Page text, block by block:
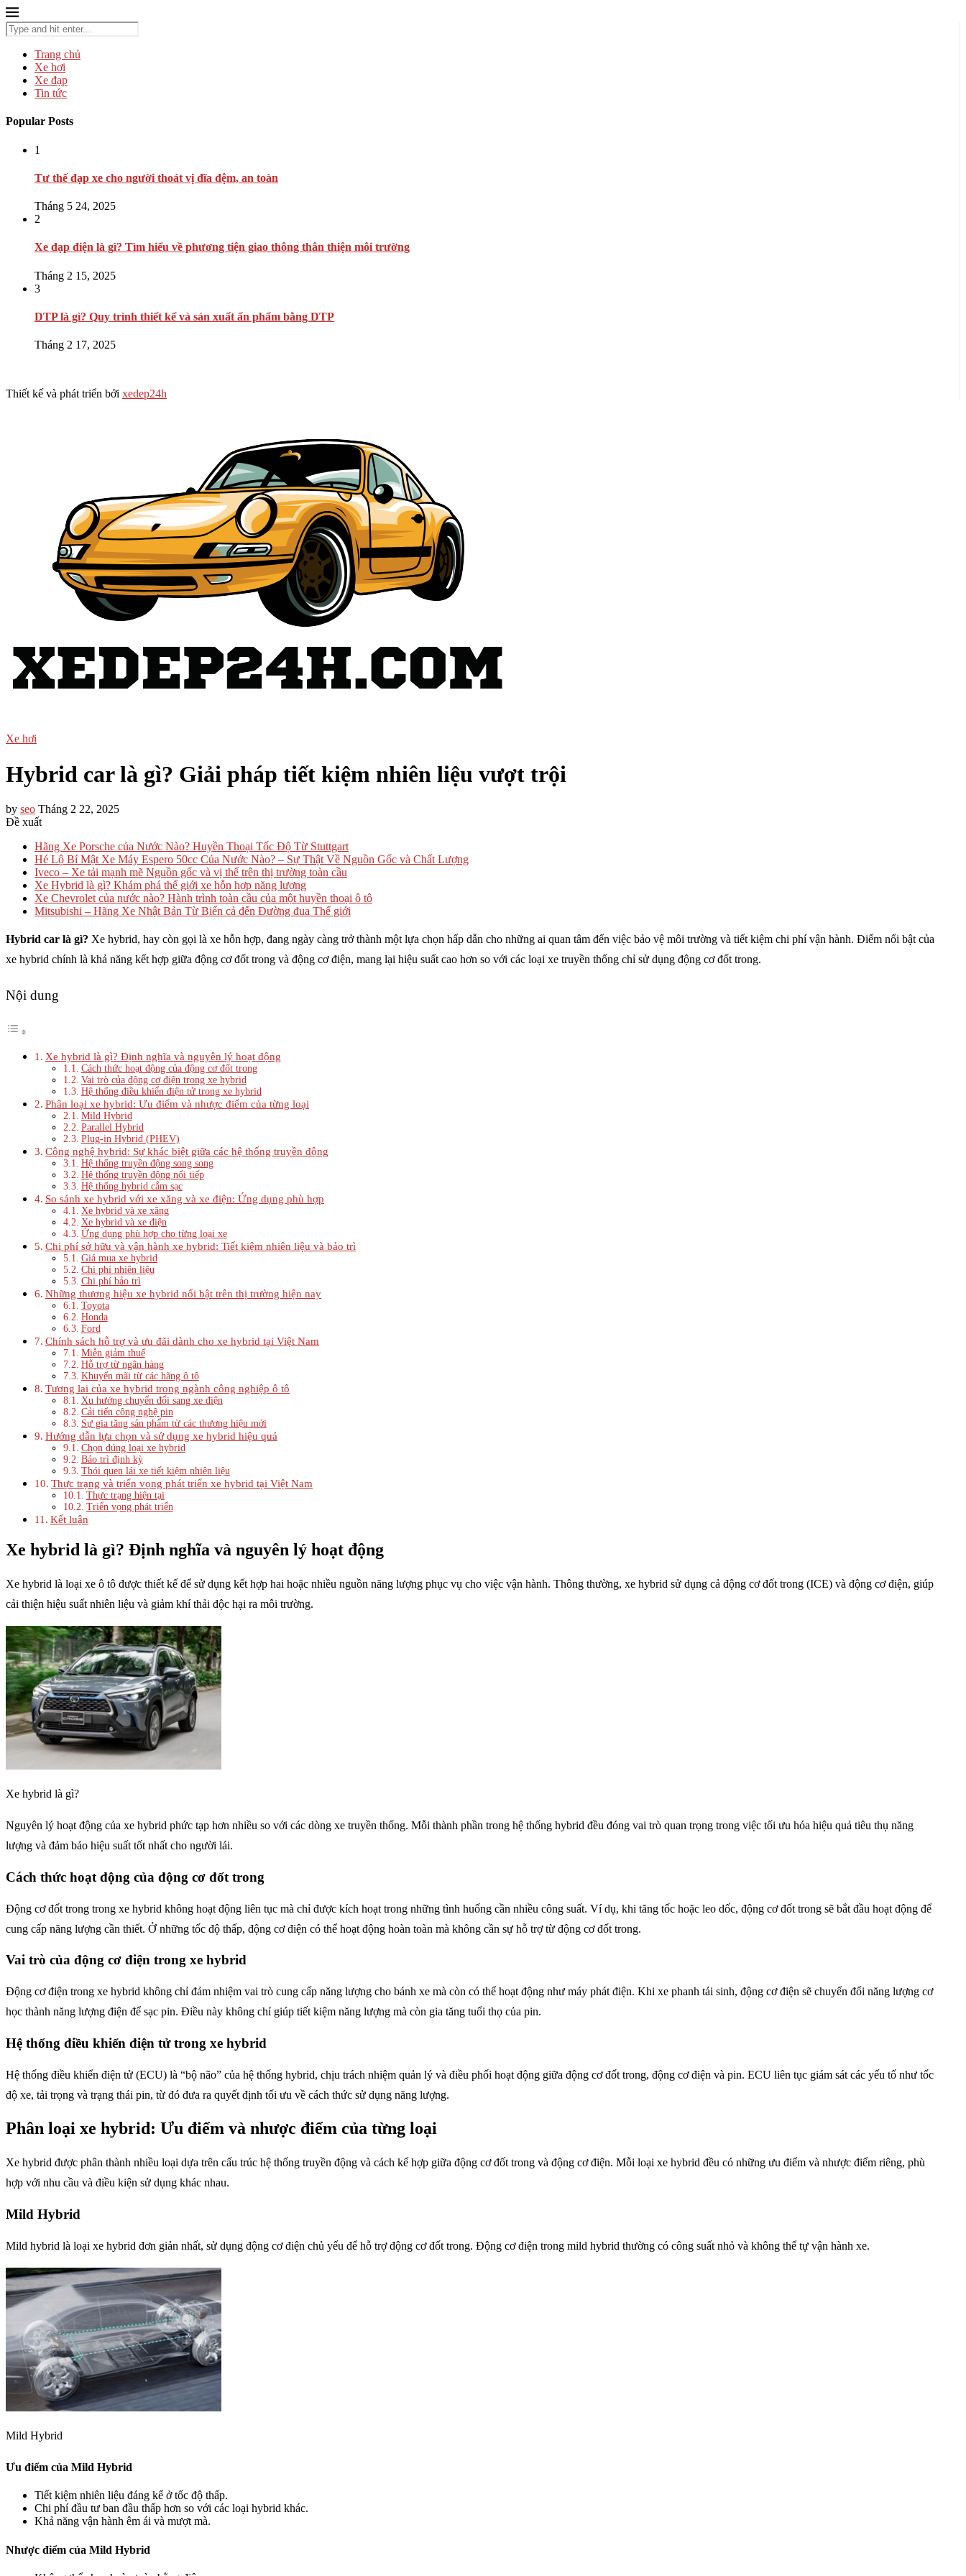
Trang chủ
Xe hơi
Xe đạp
Tin tức
Popular Posts
1
Tư thế đạp xe cho người thoát vị đĩa đệm, an toàn
Tháng 5 24, 2025
2
Xe đạp điện là gì? Tìm hiểu về phương tiện giao thông thân thiện môi trường
Tháng 2 15, 2025
3
DTP là gì? Quy trình thiết kế và sản xuất ấn phẩm bằng DTP
Tháng 2 17, 2025
Thiết kế và phát triển bởi xedep24h
Xe hơi
Hybrid car là gì? Giải pháp tiết kiệm nhiên liệu vượt trội
by seo Tháng 2 22, 2025
Đề xuất
Hãng Xe Porsche của Nước Nào? Huyền Thoại Tốc Độ Từ Stuttgart
Hé Lộ Bí Mật Xe Máy Espero 50cc Của Nước Nào? – Sự Thật Về Nguồn Gốc và Chất Lượng
Iveco – Xe tải mạnh mẽ Nguồn gốc và vị thế trên thị trường toàn cầu
Xe Hybrid là gì? Khám phá thế giới xe hỗn hợp năng lượng
Xe Chevrolet của nước nào? Hành trình toàn cầu của một huyền thoại ô tô
Mitsubishi – Hãng Xe Nhật Bản Từ Biển cả đến Đường đua Thế giới
Hybrid car là gì? Xe hybrid, hay còn gọi là xe hỗn hợp, đang ngày càng trở thành một lựa chọn hấp dẫn cho những ai quan tâm đến việc bảo vệ môi trường và tiết kiệm chi phí vận hành. Điểm nổi bật của
xe hybrid chính là khả năng kết hợp giữa động cơ đốt trong và động cơ điện, mang lại hiệu suất cao hơn so với các loại xe truyền thống chỉ sử dụng động cơ đốt trong.
Nội dung
Xe hybrid là gì? Định nghĩa và nguyên lý hoạt động
Cách thức hoạt động của động cơ đốt trong
Vai trò của động cơ điện trong xe hybrid
Hệ thống điều khiển điện tử trong xe hybrid
Phân loại xe hybrid: Ưu điểm và nhược điểm của từng loại
Mild Hybrid
Parallel Hybrid
Plug-in Hybrid (PHEV)
Công nghệ hybrid: Sự khác biệt giữa các hệ thống truyền động
Hệ thống truyền động song song
Hệ thống truyền động nối tiếp
Hệ thống hybrid cắm sạc
So sánh xe hybrid với xe xăng và xe điện: Ứng dụng phù hợp
Xe hybrid và xe xăng
Xe hybrid và xe điện
Ứng dụng phù hợp cho từng loại xe
Chi phí sở hữu và vận hành xe hybrid: Tiết kiệm nhiên liệu và bảo trì
Giá mua xe hybrid
Chi phí nhiên liệu
Chi phí bảo trì
Những thương hiệu xe hybrid nổi bật trên thị trường hiện nay
Toyota
Honda
Ford
Chính sách hỗ trợ và ưu đãi dành cho xe hybrid tại Việt Nam
Miễn giảm thuế
Hỗ trợ từ ngân hàng
Khuyến mãi từ các hãng ô tô
Tương lai của xe hybrid trong ngành công nghiệp ô tô
Xu hướng chuyển đổi sang xe điện
Cải tiến công nghệ pin
Sự gia tăng sản phẩm từ các thương hiệu mới
Hướng dẫn lựa chọn và sử dụng xe hybrid hiệu quả
Chọn đúng loại xe hybrid
Bảo trì định kỳ
Thói quen lái xe tiết kiệm nhiên liệu
Thực trạng và triển vọng phát triển xe hybrid tại Việt Nam
Thực trạng hiện tại
Triển vọng phát triển
Kết luận
Xe hybrid là gì? Định nghĩa và nguyên lý hoạt động
Xe hybrid là loại xe ô tô được thiết kế để sử dụng kết hợp hai hoặc nhiều nguồn năng lượng phục vụ cho việc vận hành. Thông thường, xe hybrid sử dụng cả động cơ đốt trong (ICE) và động cơ điện, giúp
cải thiện hiệu suất nhiên liệu và giảm khí thải độc hại ra môi trường.
Xe hybrid là gì?
Nguyên lý hoạt động của xe hybrid phức tạp hơn nhiều so với các dòng xe truyền thống. Mỗi thành phần trong hệ thống hybrid đều đóng vai trò quan trọng trong việc tối ưu hóa hiệu quả tiêu thụ năng
lượng và đảm bảo hiệu suất tốt nhất cho người lái.
Cách thức hoạt động của động cơ đốt trong
Động cơ đốt trong trong xe hybrid không hoạt động liên tục mà chỉ được kích hoạt trong những tình huống cần nhiều công suất. Ví dụ, khi tăng tốc hoặc leo dốc, động cơ đốt trong sẽ bắt đầu hoạt động để
cung cấp năng lượng cần thiết. Ở những tốc độ thấp, động cơ điện có thể hoạt động hoàn toàn mà không cần sự hỗ trợ từ động cơ đốt trong.
Vai trò của động cơ điện trong xe hybrid
Động cơ điện trong xe hybrid không chỉ đảm nhiệm vai trò cung cấp năng lượng cho bánh xe mà còn có thể hoạt động như máy phát điện. Khi xe phanh tái sinh, động cơ điện sẽ chuyển đổi năng lượng cơ
học thành năng lượng điện để sạc pin. Điều này không chỉ giúp tiết kiệm năng lượng mà còn gia tăng tuổi thọ của pin.
Hệ thống điều khiển điện tử trong xe hybrid
Hệ thống điều khiển điện tử (ECU) là “bộ não” của hệ thống hybrid, chịu trách nhiệm quản lý và điều phối hoạt động giữa động cơ đốt trong, động cơ điện và pin. ECU liên tục giám sát các yếu tố như tốc
độ xe, tải trọng và trạng thái pin, từ đó đưa ra quyết định tối ưu về cách thức sử dụng năng lượng.
Phân loại xe hybrid: Ưu điểm và nhược điểm của từng loại
Xe hybrid được phân thành nhiều loại dựa trên cấu trúc hệ thống truyền động và cách kế hợp giữa động cơ đốt trong và động cơ điện. Mỗi loại xe hybrid đều có những ưu điểm và nhược điểm riêng, phù
hợp với nhu cầu và điều kiện sử dụng khác nhau.
Mild Hybrid
Mild hybrid là loại xe hybrid đơn giản nhất, sử dụng động cơ điện chủ yếu để hỗ trợ động cơ đốt trong. Động cơ điện trong mild hybrid thường có công suất nhỏ và không thể tự vận hành xe.
Mild Hybrid
Ưu điểm của Mild Hybrid
Tiết kiệm nhiên liệu đáng kể ở tốc độ thấp.
Chi phí đầu tư ban đầu thấp hơn so với các loại hybrid khác.
Khả năng vận hành êm ái và mượt mà.
Nhược điểm của Mild Hybrid